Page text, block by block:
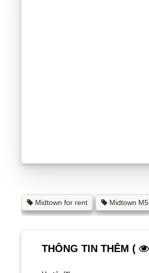
Midtown for rent Midtown M5
THÔNG TIN THÊM (